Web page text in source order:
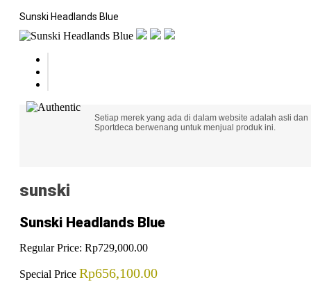
Sunski Headlands Blue
Setiap merek yang ada di dalam website adalah asli dan
Sportdeca berwenang untuk menjual produk ini.
sunski
Sunski Headlands Blue
Regular Price: Rp729,000.00
Special Price Rp656,100.00